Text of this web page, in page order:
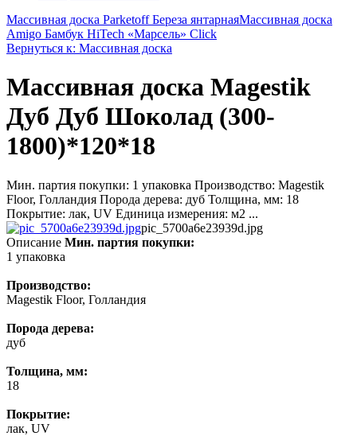
Массивная доска Parketoff Береза янтарнаяМассивная доска
Amigo Бамбук HiTech «Марсель» Click
Вернуться к: Массивная доска
Массивная доска Magestik
Дуб Дуб Шоколад (300-
1800)*120*18
Мин. партия покупки: 1 упаковка Производство: Magestik
Floor, Голландия Порода дерева: дуб Толщина, мм: 18
Покрытие: лак, UV Единица измерения: м2 ...
pic_5700a6e23939d.jpg
Описание Мин. партия покупки:
1 упаковка
Производство:
Magestik Floor, Голландия
Порода дерева:
дуб
Толщина, мм:
18
Покрытие:
лак, UV